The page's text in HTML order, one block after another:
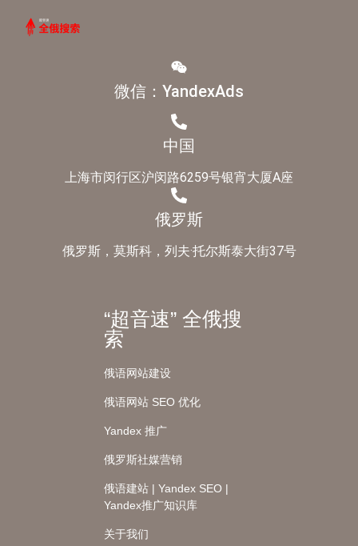
微信：YandexAds
中国
上海市闵行区沪闵路6259号银宵大厦A座
俄罗斯
俄罗斯，莫斯科，列夫·托尔斯泰大街37号
“超音速” 全俄搜
索
俄语网站建设
俄语网站 SEO 优化
Yandex 推广
俄罗斯社媒营销
俄语建站 | Yandex SEO |
Yandex推广知识库
关于我们